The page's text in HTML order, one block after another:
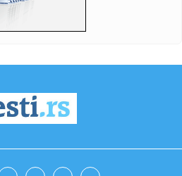
da racionalno troše struju: Posebno
oglasio se iz lifta: "Ode kec"
Četiri utakmice u deset dana